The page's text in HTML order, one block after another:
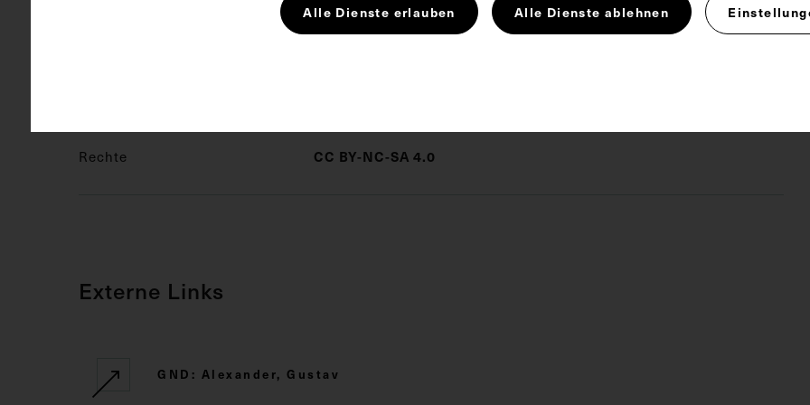
Rechte CC BY-NC-SA 4.0
Externe Links
GND: Alexander, Gustav
Alle Dienste erlauben Alle Dienste ablehnen